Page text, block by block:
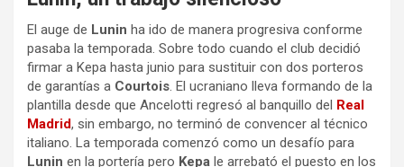
El auge de Lunin ha ido de manera progresiva conforme
pasaba la temporada. Sobre todo cuando el club decidió
firmar a Kepa hasta junio para sustituir con dos porteros
de garantías a Courtois. El ucraniano lleva formando de la
plantilla desde que Ancelotti regresó al banquillo del
Real
Madrid, sin embargo, no terminó de convencer al técnico
italiano. La temporada comenzó como un desafío para
Lunin en la portería pero Kepa le arrebató el puesto en los